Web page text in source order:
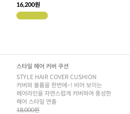
16,200원
스타일 헤어 커버 쿠션
STYLE HAIR COVER CUSHION
커버와 볼륨을 한번에~! 비어 보이는
헤어라인을 자연스럽게 커버하여 풍성한
헤어 스타일 연출
18,000원